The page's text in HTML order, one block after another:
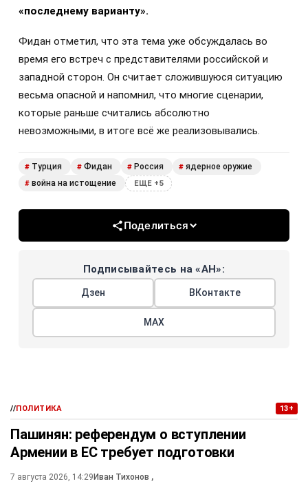
«последнему варианту».
Фидан отметил, что эта тема уже обсуждалась во
время его встреч с представителями российской и
западной сторон. Он считает сложившуюся ситуацию
весьма опасной и напомнил, что многие сценарии,
которые раньше считались абсолютно
невозможными, в итоге всё же реализовывались.
# Турция # Фидан # Россия # ядерное оружие
# война на истощение ЕЩЕ +5
Поделиться
Подписывайтесь на «АН»:
Дзен ВКонтакте
МАХ
//ПОЛИТИКА 13+
Пашинян: референдум о вступлении
Армении в ЕС требует подготовки
7 августа 2026, 14:29 Иван Тихонов ,